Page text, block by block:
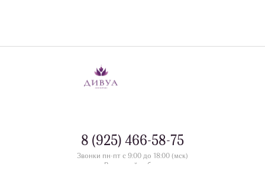
8 (925) 466-58-75
Звонки пн-пт с 9:00 до 18:00 (мск)
Выходной - сб-вс